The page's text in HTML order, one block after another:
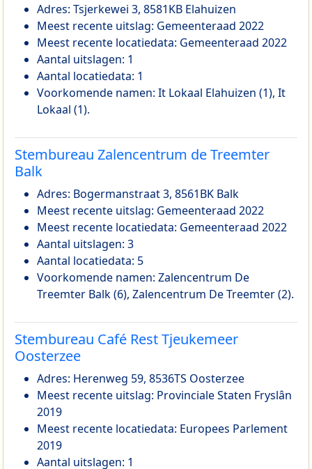
Adres: Tsjerkewei 3, 8581KB Elahuizen
Meest recente uitslag: Gemeenteraad 2022
Meest recente locatiedata: Gemeenteraad 2022
Aantal uitslagen: 1
Aantal locatiedata: 1
Voorkomende namen: It Lokaal Elahuizen (1), It
Lokaal (1).
Stembureau Zalencentrum de Treemter
Balk
Adres: Bogermanstraat 3, 8561BK Balk
Meest recente uitslag: Gemeenteraad 2022
Meest recente locatiedata: Gemeenteraad 2022
Aantal uitslagen: 3
Aantal locatiedata: 5
Voorkomende namen: Zalencentrum De
Treemter Balk (6), Zalencentrum De Treemter (2).
Stembureau Café Rest Tjeukemeer
Oosterzee
Adres: Herenweg 59, 8536TS Oosterzee
Meest recente uitslag: Provinciale Staten Fryslân
2019
Meest recente locatiedata: Europees Parlement
2019
Aantal uitslagen: 1